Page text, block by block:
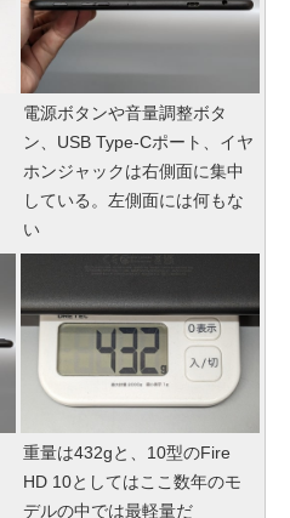
電源ボタンや音量調整ボタ
ン、USB Type-Cポート、イヤ
ホンジャックは右側面に集中
している。左側面には何もな
い
重量は432gと、10型のFire
HD 10としてはここ数年のモ
デルの中では最軽量だ